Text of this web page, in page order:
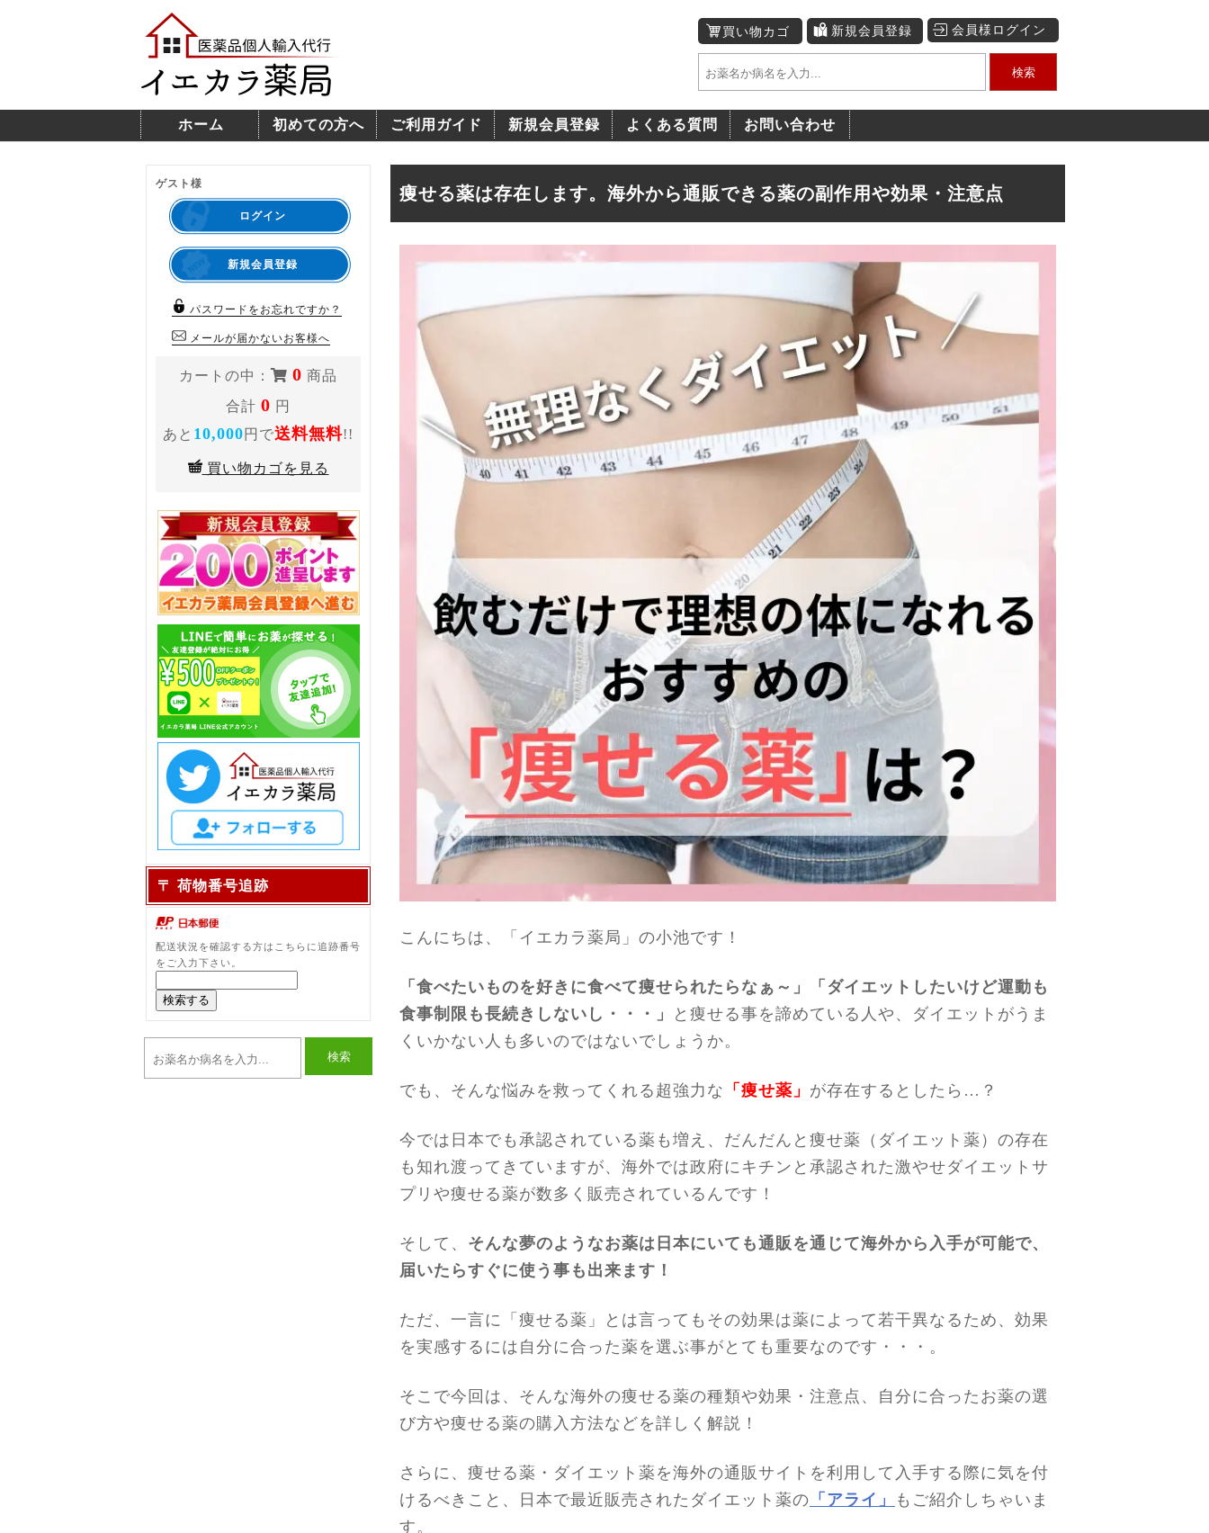
買い物カゴ 新規会員登録 会員様ログイン
検索
ホーム 初めての方へ ご利用ガイド 新規会員登録 よくある質問 お問い合わせ
痩せる薬は存在します。海外から通販できる薬の副作用や効果・注意点
こんにちは、「イエカラ薬局」の小池です！
「食べたいものを好きに食べて痩せられたらなぁ～」「ダイエットしたいけど運動も
食事制限も長続きしないし・・・」
と痩せる事を諦めている人や、ダイエットがうま
くいかない人も多いのではないでしょうか。
でも、そんな悩みを救ってくれる超強力な 「痩せ薬」 が存在するとしたら…？
今では日本でも承認されている薬も増え、だんだんと痩せ薬（ダイエット薬）の存在
も知れ渡ってきていますが、海外では政府にキチンと承認された激やせダイエットサ
プリや痩せる薬が数多く販売されているんです！
そして、 そんな夢のようなお薬は日本にいても通販を通じて海外から入手が可能で、
届いたらすぐに使う事も出来ます！
ただ、一言に「痩せる薬」とは言ってもその効果は薬によって若干異なるため、効果
を実感するには自分に合った薬を選ぶ事がとても重要なのです・・・。
そこで今回は、そんな海外の痩せる薬の種類や効果・注意点、自分に合ったお薬の選
び方や痩せる薬の購入方法などを詳しく解説！
さらに、痩せる薬・ダイエット薬を海外の通販サイトを利用して入手する際に気を付
けるべきこと、日本で最近販売されたダイエット薬の 「アライ」
もご紹介しちゃいま
す。
ゲスト様
ログイン
新規会員登録
パスワードをお忘れですか？
メールが届かないお客様へ
カートの中： 0 商品
合計 0 円
あと 10,000 円で送料無料!!
買い物カゴを見る
〒 荷物番号追跡
配送状況を確認する方はこちらに追跡番号
をご入力下さい。
検索